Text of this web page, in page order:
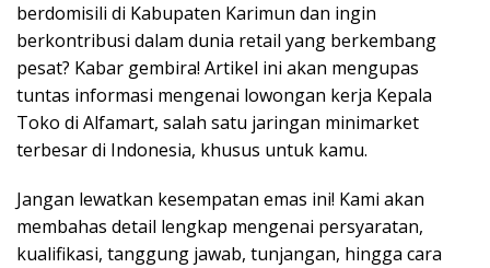
berdomisili di Kabupaten Karimun dan ingin
berkontribusi dalam dunia retail yang berkembang
pesat? Kabar gembira! Artikel ini akan mengupas
tuntas informasi mengenai lowongan kerja Kepala
Toko di Alfamart, salah satu jaringan minimarket
terbesar di Indonesia, khusus untuk kamu.
Jangan lewatkan kesempatan emas ini! Kami akan
membahas detail lengkap mengenai persyaratan,
kualifikasi, tanggung jawab, tunjangan, hingga cara